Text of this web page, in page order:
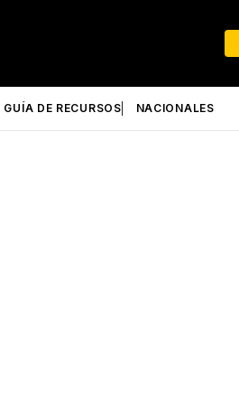
GUÍA DE RECURSOS NACIONALES